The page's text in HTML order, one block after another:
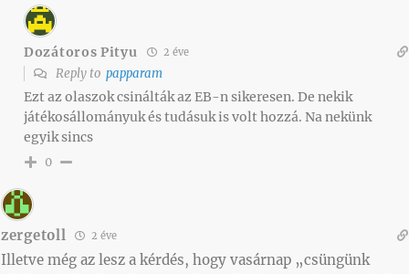
Dozátoros Pityu 2 éve
Reply to papparam
Ezt az olaszok csinálták az EB-n sikeresen. De nekik
játékosállományuk és tudásuk is volt hozzá. Na nekünk
egyik sincs
0
zergetoll 2 éve
Illetve még az lesz a kérdés, hogy vasárnap „csüngünk